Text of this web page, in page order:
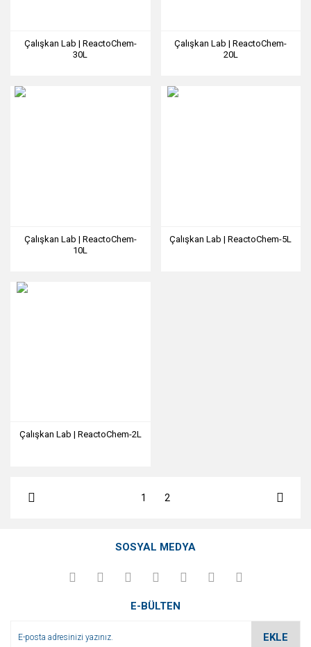
Çalışkan Lab | ReactoChem-
30L
Çalışkan Lab | ReactoChem-
20L
Çalışkan Lab | ReactoChem-
10L
Çalışkan Lab | ReactoChem-5L
Çalışkan Lab | ReactoChem-2L
1 2
SOSYAL MEDYA
E-BÜLTEN
EKLE